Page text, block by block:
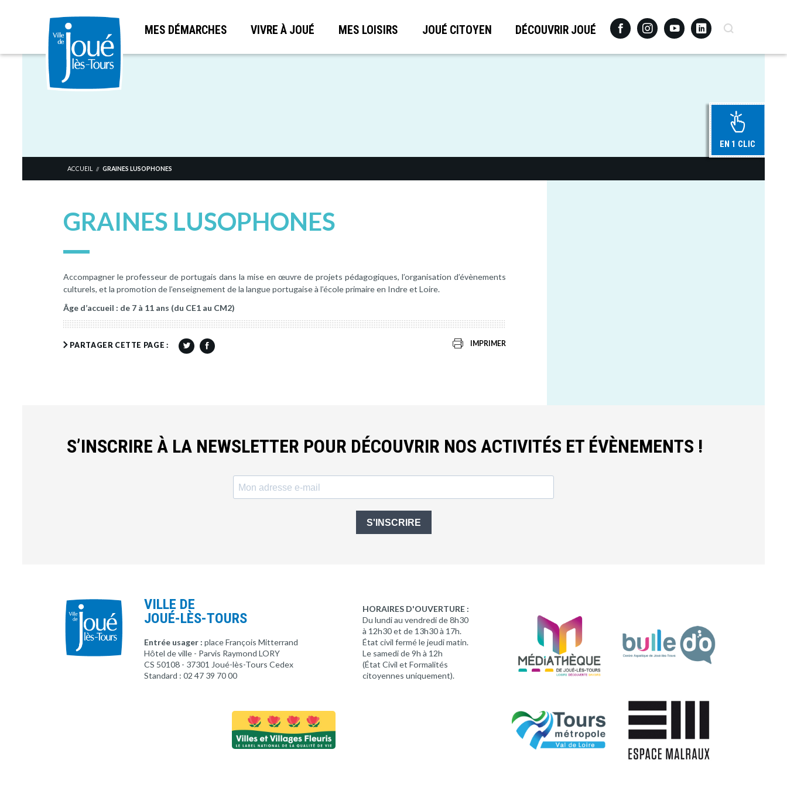
Aller
MES DÉMARCHES VIVRE À JOUÉ MES LOISIRS JOUÉ CITOYEN DÉCOUVRIR JOUÉ FacebookInstagramYoutubeLinkedinRecherche
EN 1 CLIC
ACCUEIL // GRAINES LUSOPHONES
GRAINES LUSOPHONES
Accompagner le professeur de portugais dans la mise en œuvre de projets pédagogiques, l’organisation d’évènements
culturels, et la promotion de l’enseignement de la langue portugaise à l’école primaire en Indre et Loire.
Âge d’accueil : de 7 à 11 ans (du CE1 au CM2)
PARTAGER CETTE PAGE : IMPRIMER
S’INSCRIRE À LA NEWSLETTER POUR DÉCOUVRIR NOS ACTIVITÉS ET ÉVÈNEMENTS !
S'INSCRIRE
VILLE DE
JOUÉ-LÈS-TOURS
Entrée usager : place François Mitterrand
Hôtel de ville - Parvis Raymond LORY
CS 50108 - 37301 Joué-lès-Tours Cedex
Standard : 02 47 39 70 00
HORAIRES D'OUVERTURE :
Du lundi au vendredi de 8h30
à 12h30 et de 13h30 à 17h.
État civil fermé le jeudi matin.
Le samedi de 9h à 12h
(État Civil et Formalités
citoyennes uniquement).